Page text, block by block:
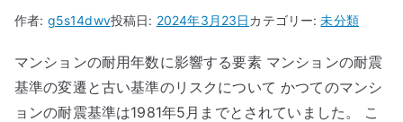
作者: g5s14dwv投稿日: 2024年3月23日カテゴリー:未分類
マンションの耐用年数に影響する要素 マンションの耐震
基準の変遷と古い基準のリスクについて かつてのマンシ
ョンの耐震基準は1981年5月までとされていました。 こ